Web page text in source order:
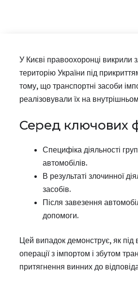
У Києві правоохоронці викрили
територію України під
тому, що транспортні засоби
реалізовували їх на
Серед ключових
Специфіка діяльності
автомобілів.
В результаті злочинної
засобів.
Після завезення
допомоги.
Цей випадок демонструє, як під
операції з імпортом і збутом
притягнення винних до